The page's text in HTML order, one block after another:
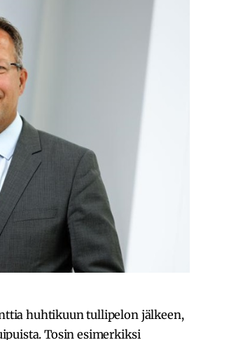
huhtikuun tullipelon jälkeen,
Tosin esimerkiksi